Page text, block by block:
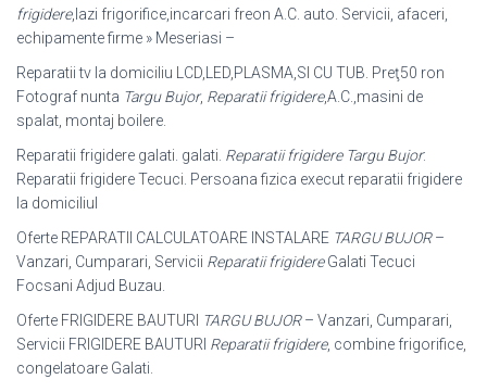
frigidere,lazi frigorifice,incarcari freon A.C. auto. Servicii, afaceri,
echipamente firme » Meseriasi –
Reparatii tv la domiciliu LCD,LED,PLASMA,SI CU TUB. Preţ50 ron
Fotograf nunta Targu Bujor, Reparatii frigidere,A.C.,masini de
spalat, montaj boilere.
Reparatii frigidere galati. galati. Reparatii frigidere Targu Bujor:
Reparatii frigidere Tecuci. Persoana fizica execut reparatii frigidere
la domiciliul
Oferte REPARATII CALCULATOARE INSTALARE TARGU BUJOR–
Vanzari, Cumparari, Servicii Reparatii frigidereGalati Tecuci
Focsani Adjud Buzau.
Oferte FRIGIDERE BAUTURI TARGU BUJOR– Vanzari, Cumparari,
Servicii FRIGIDERE BAUTURI Reparatii frigidere, combine frigorifice,
congelatoare Galati.